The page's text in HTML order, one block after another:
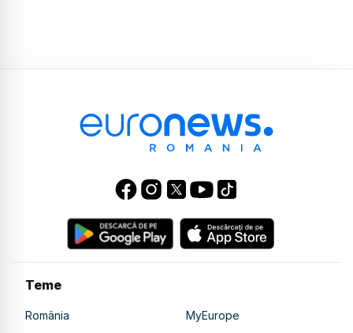
Teme
România
MyEurope